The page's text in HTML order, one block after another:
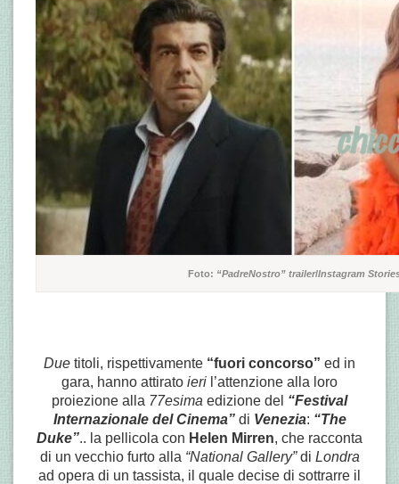
Foto: “PadreNostro” trailer/Instagram
Due titoli, rispettivamente “fuori concorso” ed in
gara, hanno attirato ieri l’attenzione alla loro
proiezione alla 77esima edizione del “Festival
Internazionale del Cinema”di Venezia: “The
Duke”.. la pellicola con Helen Mirren, che racconta
di un vecchio furto alla “National Gallery”di Londra
ad opera di un tassista, il quale decise di sottrarre il